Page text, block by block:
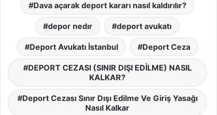
Dava açarak deport kararı nasıl kaldırılır?
depor nedır deport avukatı
Deport Avukatı İstanbul Deport Ceza
DEPORT CEZASI (SINIR DIŞI EDİLME) NASIL
KALKAR?
Deport Cezası Sınır Dışı Edilme Ve Giriş Yasağı
Nasıl Kalkar